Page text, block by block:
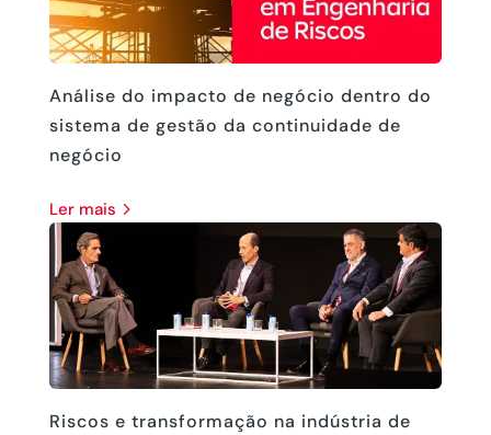
Análise do impacto de negócio dentro do
sistema de gestão da continuidade de
negócio
ler mais
Riscos e transformação na indústria de